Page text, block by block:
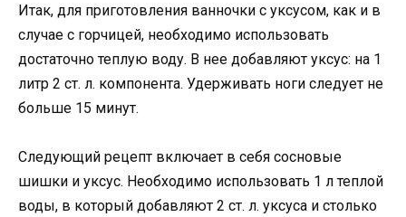
Итак, для приготовления ванночки с уксусом, как и в
случае с горчицей, необходимо использовать
достаточно теплую воду. В нее добавляют уксус: на 1
литр 2 ст. л. компонента. Удерживать ноги следует не
больше 15 минут.
Следующий рецепт включает в себя сосновые
шишки и уксус. Необходимо использовать 1 л теплой
воды, в который добавляют 2 ст. л. уксуса и столько